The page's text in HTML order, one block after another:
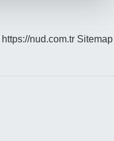
https://nud.com.tr Sitemap